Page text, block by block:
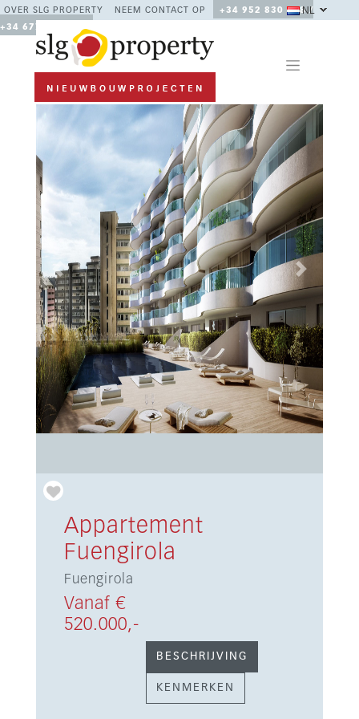
OVER SLG PROPERTY NEEM CONTACT OP
+34 952 830 378 /
+34 677 670 480
NL
Previous Next
Appartement
Fuengirola
Fuengirola
Vanaf €
520.000,-
BESCHRIJVING
KENMERKEN